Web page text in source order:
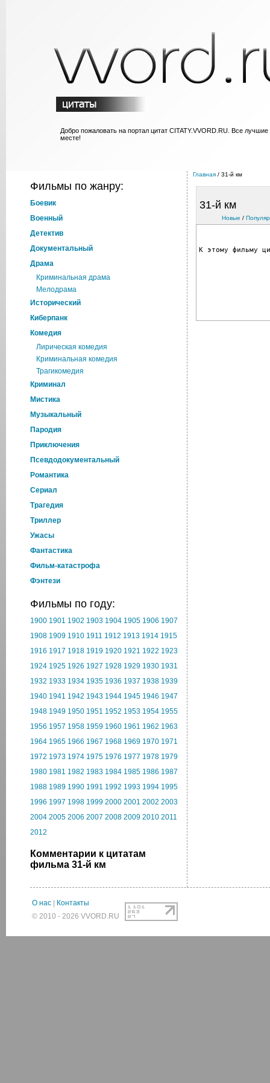
Добро пожаловать на портал цитат CITATY.VVORD.RU. Все
месте!
Фильмы по жанру:
Боевик
Военный
Детектив
Документальный
Драма
Криминальная драма
Мелодрама
Исторический
Киберпанк
Комедия
Лирическая комедия
Криминальная комедия
Трагикомедия
Криминал
Мистика
Музыкальный
Пародия
Приключения
Псевдодокументальный
Романтика
Cериал
Трагедия
Триллер
Ужасы
Фантастика
Фильм-катастрофа
Фэнтези
Фильмы по году:
1900 1901 1902 1903 1904 1905 1906 1907
1908 1909 1910 1911 1912 1913 1914 1915
1916 1917 1918 1919 1920 1921 1922 1923
1924 1925 1926 1927 1928 1929 1930 1931
1932 1933 1934 1935 1936 1937 1938 1939
1940 1941 1942 1943 1944 1945 1946 1947
1948 1949 1950 1951 1952 1953 1954 1955
1956 1957 1958 1959 1960 1961 1962 1963
1964 1965 1966 1967 1968 1969 1970 1971
1972 1973 1974 1975 1976 1977 1978 1979
1980 1981 1982 1983 1984 1985 1986 1987
1988 1989 1990 1991 1992 1993 1994 1995
1996 1997 1998 1999 2000 2001 2002 2003
2004 2005 2006 2007 2008 2009 2010 2011
2012
Комментарии к цитатам
фильма 31-й км
Главная / 31-й км
31-й км
Новые /
К этому фильму
О нас
Контакты
© 2010 - 2026 VVORD.RU